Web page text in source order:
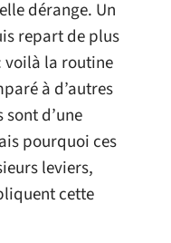
dérange. Un
repart de plus
voilà la routine
à d’autres
d’une
pourquoi ces
leviers,
cette